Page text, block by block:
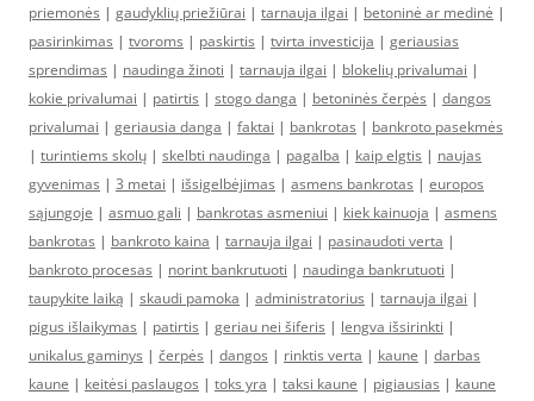
priemonės | gaudyklių priežiūrai | tarnauja ilgai | betoninė ar medinė |
pasirinkimas | tvoroms | paskirtis | tvirta investicija | geriausias
sprendimas | naudinga žinoti | tarnauja ilgai | blokelių privalumai |
kokie privalumai | patirtis | stogo danga | betoninės čerpės | dangos
privalumai | geriausia danga | faktai | bankrotas | bankroto pasekmės
| turintiems skolų | skelbti naudinga | pagalba | kaip elgtis | naujas
gyvenimas | 3 metai | išsigelbėjimas | asmens bankrotas | europos
sąjungoje | asmuo gali | bankrotas asmeniui | kiek kainuoja | asmens
bankrotas | bankroto kaina | tarnauja ilgai | pasinaudoti verta |
bankroto procesas | norint bankrutuoti | naudinga bankrutuoti |
taupykite laiką | skaudi pamoka | administratorius | tarnauja ilgai |
pigus išlaikymas | patirtis | geriau nei šiferis | lengva išsirinkti |
unikalus gaminys | čerpės | dangos | rinktis verta | kaune | darbas
kaune | keitėsi paslaugos | toks yra | taksi kaune | pigiausias | kaune